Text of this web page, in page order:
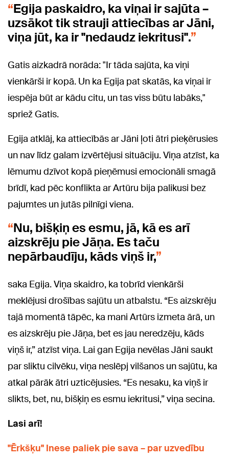
Egija paskaidro, ka viņai ir sajūta –
uzsākot tik strauji attiecības ar Jāni,
viņa jūt, ka ir "nedaudz iekritusi".
Gatis aizkadrā norāda: "Ir tāda sajūta, ka viņi
vienkārši ir kopā. Un ka Egija pat skatās, ka viņai ir
iespēja būt ar kādu citu, un tas viss būtu labāks,"
spriež Gatis.
Egija atklāj, ka attiecībās ar Jāni ļoti ātri pieķērusies
un nav līdz galam izvērtējusi situāciju. Viņa atzīst, ka
lēmumu dzīvot kopā pieņēmusi emocionāli smagā
brīdī, kad pēc konflikta ar Artūru bija palikusi bez
pajumtes un jutās pilnīgi viena.
Nu, bišķiņ es esmu, jā, kā es arī
aizskrēju pie Jāņa. Es taču
nepārbaudīju, kāds viņš ir,
saka Egija. Viņa skaidro, ka tobrīd vienkārši
meklējusi drošības sajūtu un atbalstu. “Es aizskrēju
tajā momentā tāpēc, ka mani Artūrs izmeta ārā, un
es aizskrēju pie Jāņa, bet es jau neredzēju, kāds
viņš ir,” atzīst viņa. Lai gan Egija nevēlas Jāni saukt
par sliktu cilvēku, viņa neslēpj vilšanos un sajūtu, ka
atkal pārāk ātri uzticējusies. “Es nesaku, ka viņš ir
slikts, bet, nu, bišķiņ es esmu iekritusi,” viņa secina.
Lasi arī!
"Ērkšķu" Inese paliek pie sava – par uzvedību